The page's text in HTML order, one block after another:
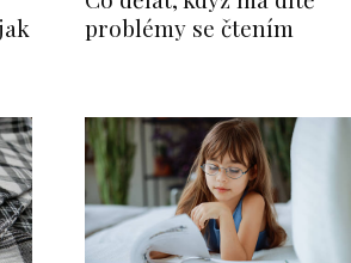
problémy se čtením